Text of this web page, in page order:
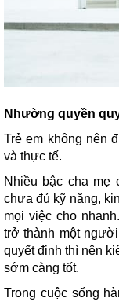
Nhường quyền
Trẻ em không nên
và thực tế.
Nhiều bậc cha mẹ
chưa đủ kỹ năng,
mọi việc cho
trở thành một
quyết định thì nên
sớm càng tốt.
Trong cuộc sống